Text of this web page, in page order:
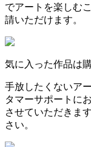
でアートを楽しむ
請いただけます。
気に入った作品は
手放したくないア
タマーサポートに
させていただきま
さい。